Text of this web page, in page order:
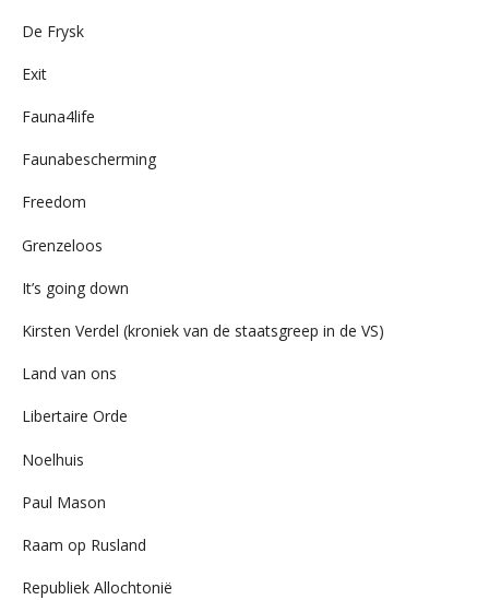
De Frysk
Exit
Fauna4life
Faunabescherming
Freedom
Grenzeloos
It’s going down
Kirsten Verdel (kroniek van de staatsgreep in de VS)
Land van ons
Libertaire Orde
Noelhuis
Paul Mason
Raam op Rusland
Republiek Allochtonië